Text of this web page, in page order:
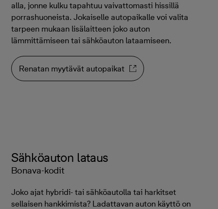
alla, jonne kulku tapahtuu vaivattomasti hissillä
porrashuoneista. Jokaiselle autopaikalle voi valita
tarpeen mukaan lisälaitteen joko auton
lämmittämiseen tai sähköauton lataamiseen.
Renatan myytävät autopaikat
Sähköauton lataus
Bonava-kodit
Joko ajat hybridi- tai sähköautolla tai harkitset
sellaisen hankkimista? Ladattavan auton käyttö on